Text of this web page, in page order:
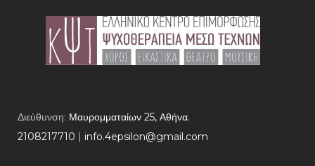
Διεύθυνση: Μαυρομματαίων 25, Αθήνα.
2108217710 ​ | info.4epsilon@gmail.com